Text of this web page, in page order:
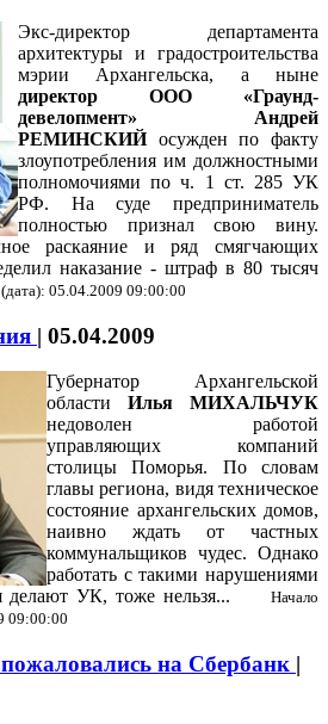
Экс-директор департамента
архитектуры и градостроительства
мэрии Архангельска, а ныне
директор ООО «Граунд-
девелопмент» Андрей
РЕМИНСКИЙосужден по факту
злоупотребления им должностными
полномочиями по ч. 1 ст. 285 УК
РФ. На суде предприниматель
полностью признал свою вину.
раскаяние и ряд смягчающих
наказание - штраф в 80 тысяч
05.04.2009 09:00:00
| 05.04.2009
Губернатор Архангельской
области Илья МИХАЛЬЧУК
недоволен работой
управляющих компаний
столицы Поморья. По словам
главы региона, видя техническое
состояние архангельских домов,
наивно ждать от частных
коммунальщиков чудес. Однако
работать с такими нарушениями
делают УК, тоже нельзя... Начало
09:00:00
на Сбербанк |